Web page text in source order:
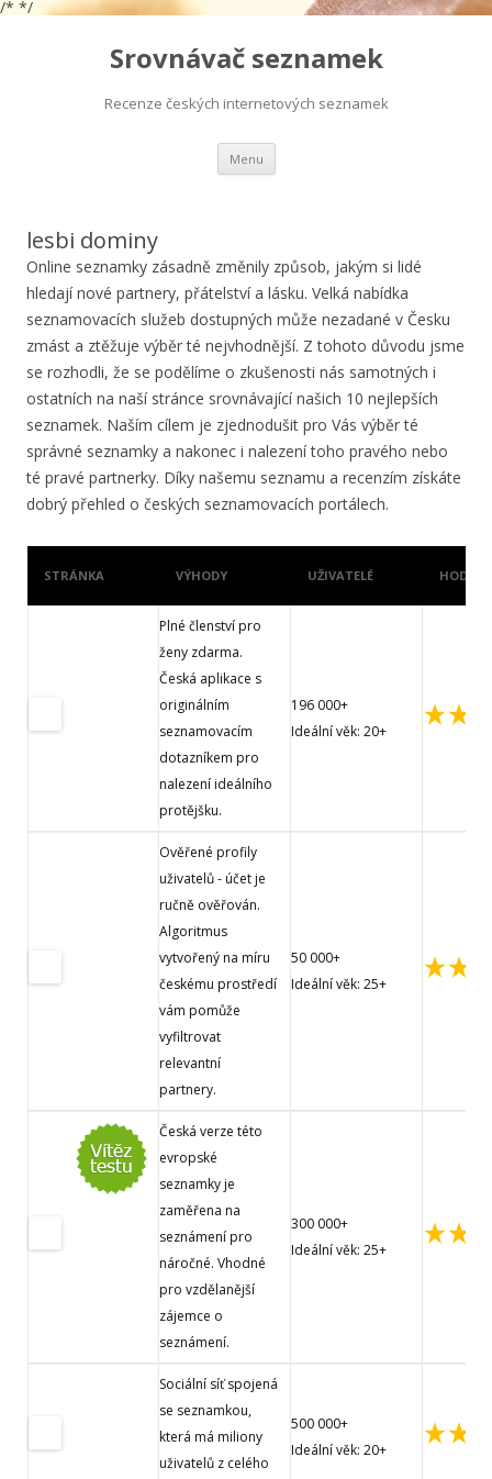
/* */
Srovnávač seznamek
Recenze českých internetových seznamek
Menu Přejít
obsahu
lesbi dominy
Online seznamky zásadně změnily způsob, jakým si lidé
hledají nové partnery, přátelství a lásku. Velká nabídka
seznamovacích služeb dostupných může nezadané v Česku
zmást a ztěžuje výběr té nejvhodnější. Z tohoto důvodu jsme
se rozhodli, že se podělíme o zkušenosti nás samotných i
ostatních na naší stránce srovnávající našich 10 nejlepších
seznamek. Naším cílem je zjednodušit pro Vás výběr té
správné seznamky a nakonec i nalezení toho pravého nebo
té pravé partnerky. Díky našemu seznamu a recenzím získáte
dobrý přehled o českých seznamovacích portálech.
STRÁNKA VÝHODY UŽIVATELÉ
Plné členství pro
ženy zdarma.
Česká aplikace s
originálním
seznamovacím
dotazníkem pro
nalezení ideálního
protějšku.
196 000+
Ideální věk: 20+
Ověřené profily
uživatelů - účet je
ručně ověřován.
Algoritmus
vytvořený na míru
českému prostředí
vám pomůže
vyfiltrovat
relevantní
partnery.
50 000+
Ideální věk: 25+
Česká verze této
evropské
seznamky je
zaměřena na
seznámení pro
náročné. Vhodné
pro vzdělanější
zájemce o
seznámení.
300 000+
Ideální věk: 25+
Sociální síť spojená
se seznamkou,
která má miliony
uživatelů z celého
500 000+
Ideální věk: 20+